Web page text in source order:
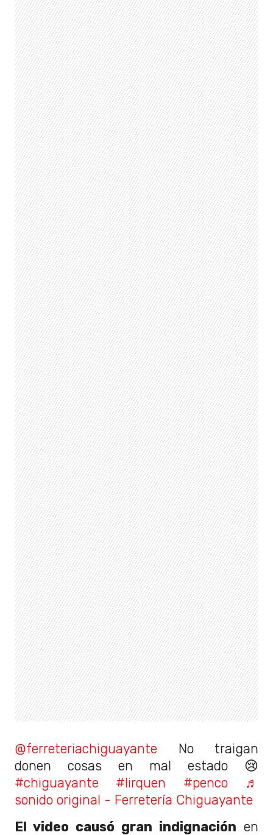
@ferreteriachiguayante No traigan
donen cosas en mal estado 😢
#chiguayante
#lirquen #penco
♬
sonido original - Ferretería Chiguayante
El video causó gran indignación en